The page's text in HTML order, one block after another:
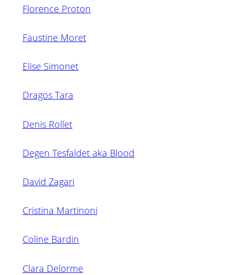
Florence Proton
Faustine Moret
Elise Simonet
Dragos Tara
Denis Rollet
Degen Tesfaldet aka Blood
David Zagari
Cristina Martinoni
Coline Bardin
Clara Delorme